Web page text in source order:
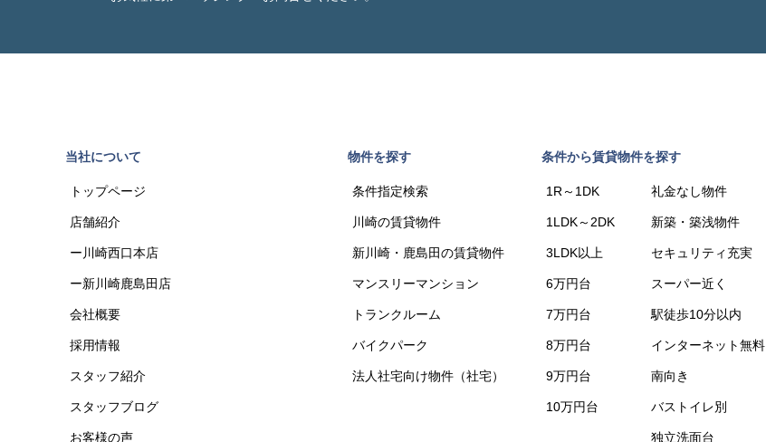
当社について
トップページ
店舗紹介
ー川崎西口本店
ー新川崎鹿島田店
会社概要
採用情報
スタッフ紹介
スタッフブログ
お客様の声
物件を探す
条件指定検索
川崎の賃貸物件
新川崎・鹿島田の賃貸物件
マンスリーマンション
トランクルーム
バイクパーク
法人社宅向け物件（社宅）
条件から賃貸物件を探す
1R～1DK
1LDK～2DK
3LDK以上
6万円台
7万円台
8万円台
9万円台
10万円台
礼金なし物件
新築・築浅物件
セキュリティ充実
スーパー近く
駅徒歩10分以内
インターネット無料
南向き
バストイレ別
独立洗面台